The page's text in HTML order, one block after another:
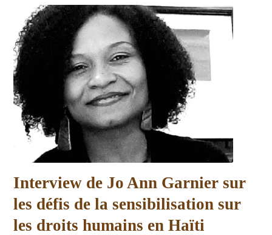
Interview de Jo Ann Garnier sur
les défis de la sensibilisation sur
les droits humains en Haïti